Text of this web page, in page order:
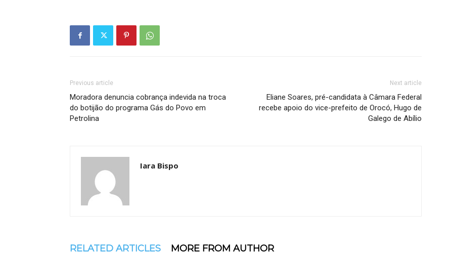
Previous article
Moradora denuncia cobrança indevida na troca
do botijão do programa Gás do Povo em
Petrolina
Next article
Eliane Soares, pré-candidata à Câmara Federal
recebe apoio do vice-prefeito de Orocó, Hugo de
Galego de Abílio
Iara Bispo
RELATED ARTICLES MORE FROM AUTHOR